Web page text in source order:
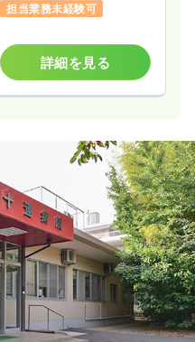
担当業務未経験可
詳細を見る